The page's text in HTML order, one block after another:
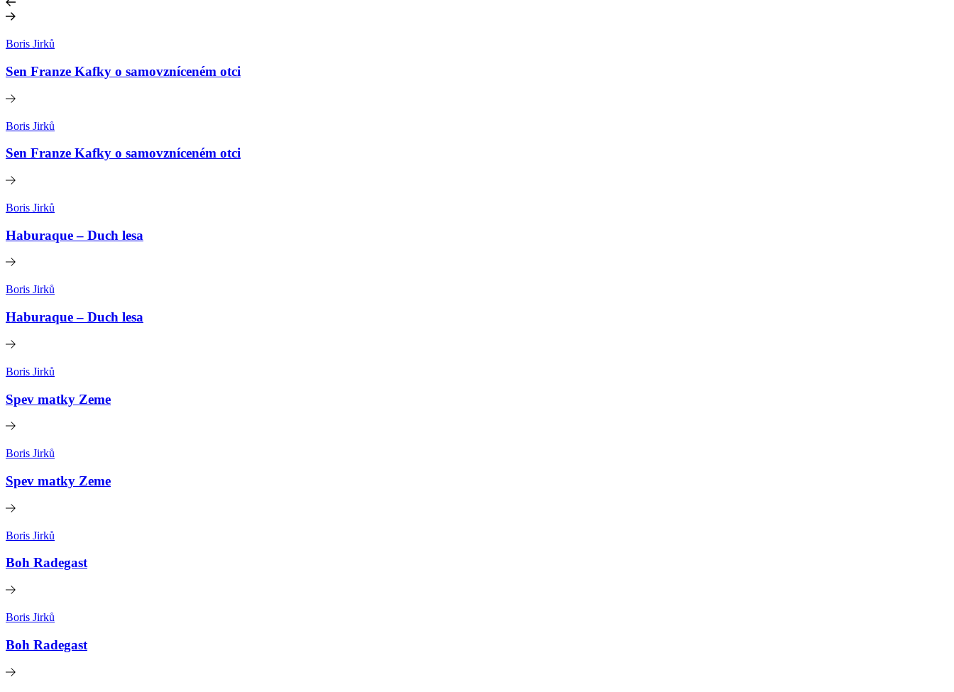
Boris Jirků
Sen Franze Kafky o samovzníceném otci
Boris Jirků
Sen Franze Kafky o samovzníceném otci
Boris Jirků
Haburaque – Duch lesa
Boris Jirků
Haburaque – Duch lesa
Boris Jirků
Spev matky Zeme
Boris Jirků
Spev matky Zeme
Boris Jirků
Boh Radegast
Boris Jirků
Boh Radegast